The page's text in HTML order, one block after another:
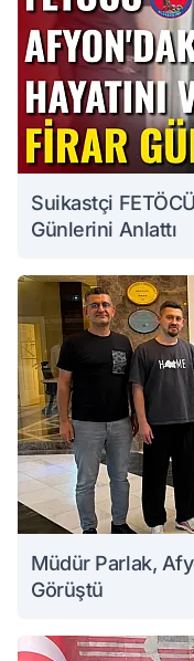
Suikastçi
Günlerini Anlattı
Müdür Parlak,
Görüştü